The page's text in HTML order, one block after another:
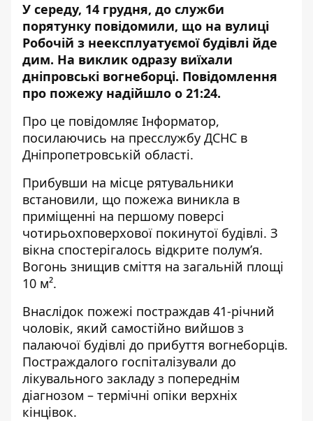
У середу, 14 грудня, до служби
порятунку повідомили, що на вулиці
Робочій з неексплуатуємої будівлі йде
дим. На виклик одразу виїхали
дніпровські вогнеборці. Повідомлення
про пожежу надійшло о 21:24.
Про це повідомляє Інформатор,
посилаючись на пресслужбу ДСНС в
Дніпропетровській області.
Прибувши на місце рятувальники
встановили, що пожежа виникла в
приміщенні на першому поверсі
чотирьохповерхової покинутої будівлі. З
вікна спостерігалось відкрите полум’я.
Вогонь знищив сміття на загальній площі
10 м².
Внаслідок пожежі постраждав 41-річний
чоловік, який самостійно вийшов з
палаючої будівлі до прибуття вогнеборців.
Постраждалого госпіталізували до
лікувального закладу з попереднім
діагнозом – термічні опіки верхніх
кінцівок.